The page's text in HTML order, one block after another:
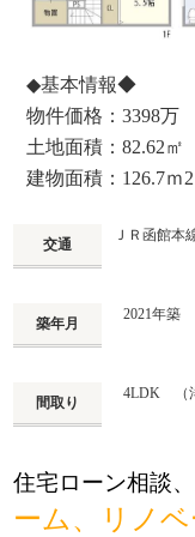
◆基本情報◆
物件価格：3398万
土地面積：82.62㎡
建物面積：126.7ｍ2
交通
ＪＲ函館本
築年月
2021年築
間取り
4LDK （洋
住宅ローン相談、
ーム、リノ